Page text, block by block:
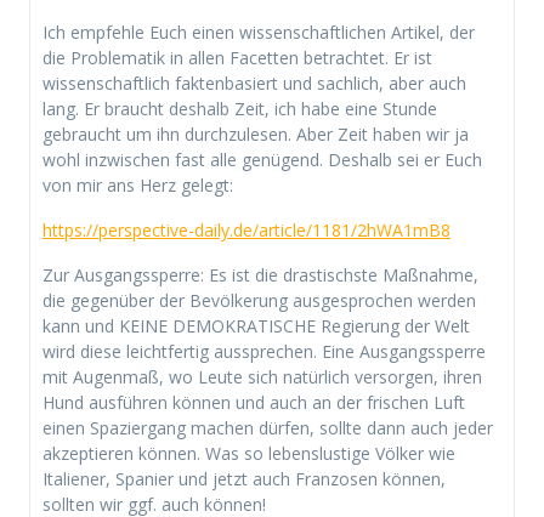
Ich empfehle Euch einen wissenschaftlichen Artikel, der
die Problematik in allen Facetten betrachtet. Er ist
wissenschaftlich faktenbasiert und sachlich, aber auch
lang. Er braucht deshalb Zeit, ich habe eine Stunde
gebraucht um ihn durchzulesen. Aber Zeit haben wir ja
wohl inzwischen fast alle genügend. Deshalb sei er Euch
von mir ans Herz gelegt:
https://perspective-daily.de/article/1181/2hWA1mB8
Zur Ausgangssperre: Es ist die drastischste Maßnahme,
die gegenüber der Bevölkerung ausgesprochen werden
kann und KEINE DEMOKRATISCHE Regierung der Welt
wird diese leichtfertig aussprechen. Eine Ausgangssperre
mit Augenmaß, wo Leute sich natürlich versorgen, ihren
Hund ausführen können und auch an der frischen Luft
einen Spaziergang machen dürfen, sollte dann auch jeder
akzeptieren können. Was so lebenslustige Völker wie
Italiener, Spanier und jetzt auch Franzosen können,
sollten wir ggf. auch können!